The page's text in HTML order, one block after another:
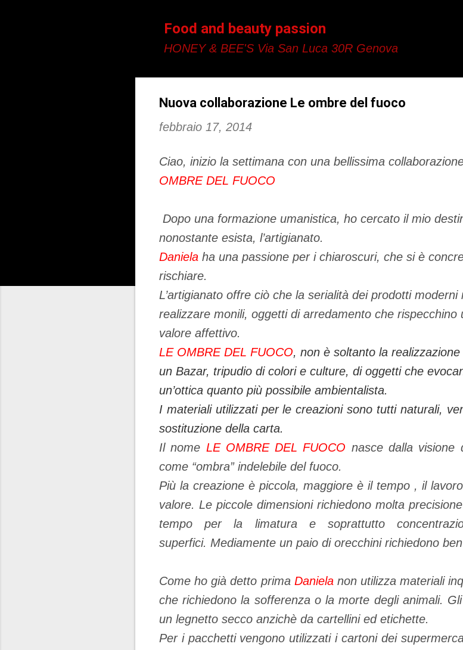
Food and beauty passion
HONEY & BEE'S Via San Luca 30R Genova
Nuova collaborazione Le ombre del fuoco
febbraio 17, 2014
Ciao, inizio la settimana con una bellissima
OMBRE DEL FUOCO
Dopo una formazione umanistica, ho cercato il mio
nonostante esista, l’artigianato.
Daniela ha una passione per i chiaroscuri, che si è
rischiare.
L’artigianato offre ciò che la serialità dei prodotti
realizzare monili, oggetti di arredamento che
valore affettivo.
LE OMBRE DEL FUOCO, non è soltanto la
un Bazar, tripudio di colori e culture, di oggetti che
un’ottica quanto più possibile ambientalista.
I materiali utilizzati per le creazioni sono tutti naturali,
sostituzione della carta.
Il nome LE OMBRE DEL FUOCO nasce dalla visione
come “ombra” indelebile del fuoco.
Più la creazione è piccola, maggiore è il tempo , il
valore. Le piccole dimensioni richiedono molta
tempo per la limatura e soprattutto
superfici. Mediamente un paio di orecchini richiedono
Come ho già detto prima Danielanon utilizza materiali
che richiedono la sofferenza o la morte degli animali.
un legnetto secco anzichè da cartellini ed etichette.
Per i pacchetti vengono utilizzati i cartoni dei